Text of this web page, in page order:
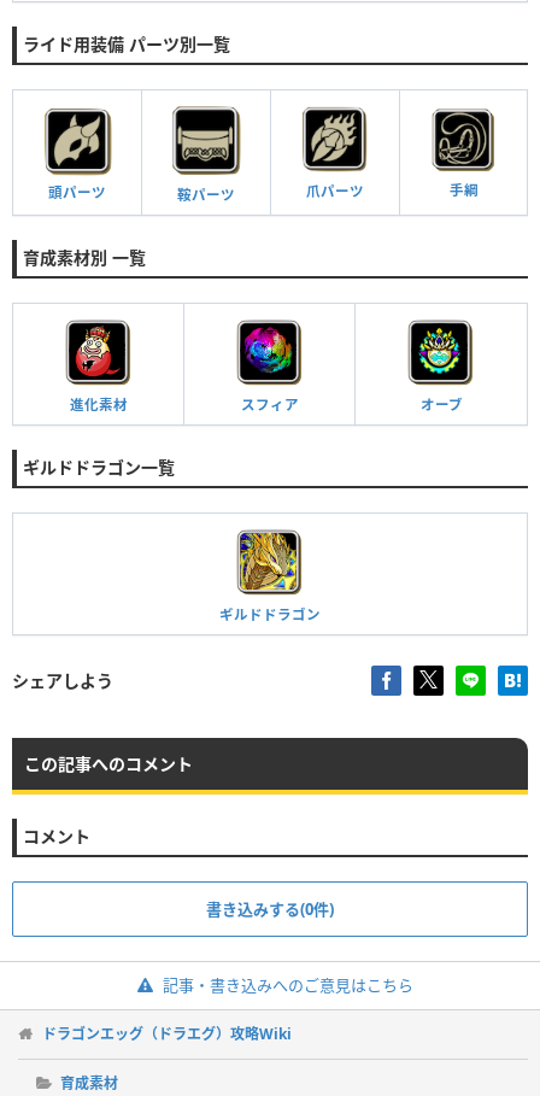
ライド用装備 パーツ別一覧
頭パーツ 鞍パーツ 爪パーツ 手綱
育成素材別 一覧
進化素材 スフィア オーブ
ギルドドラゴン一覧
ギルドドラゴン
シェアしよう
この記事へのコメント
コメント
書き込みする(0件)
記事・書き込みへのご意見はこちら
ドラゴンエッグ（ドラエグ）攻略Wiki
育成素材